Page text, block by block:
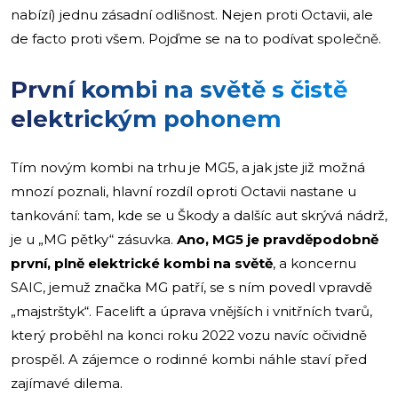
nabízí) jednu zásadní odlišnost. Nejen proti Octavii, ale
de facto proti všem. Pojďme se na to podívat společně.
První kombi na světě s čistě
elektrickým pohonem
Tím novým kombi na trhu je MG5, a jak jste již možná
mnozí poznali, hlavní rozdíl oproti Octavii nastane u
tankování: tam, kde se u Škody a dalšíc aut skrývá nádrž,
je u „MG pětky“ zásuvka. Ano, MG5 je pravděpodobně
první, plně elektrické kombi na světě, a koncernu
SAIC, jemuž značka MG patří, se s ním povedl vpravdě
„majstrštyk“. Facelift a úprava vnějších i vnitřních tvarů,
který proběhl na konci roku 2022 vozu navíc očividně
prospěl. A zájemce o rodinné kombi náhle staví před
zajímavé dilema.